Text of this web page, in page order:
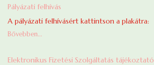
Pályázati felhívás
A pályázati felhívásért kattintson a plakátra:
Bővebben...
Elektronikus Fizetési Szolgáltatás tájékoztató